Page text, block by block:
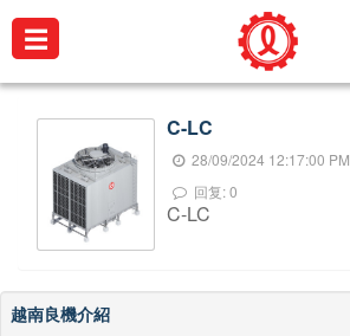
公
簡
介
產
品
介
☰
C-LC
28/09/2024 12:17:00 PM
回复: 0
C-LC
越南良機介紹